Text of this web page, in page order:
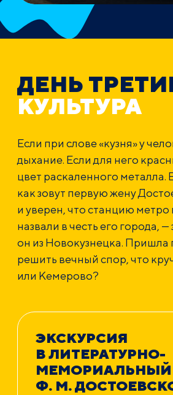
ДЕНЬ
КУЛЬТУРА
Если при слове «кузня» у
дыхание. Если для него
цвет раскаленного металла.
как зовут первую жену
и уверен, что станцию
назвали в честь его города, —
он из Новокузнецка. Пришла
решить вечный спор, что
или Кемерово?
ЭКСКУРСИЯ
В ЛИТЕРАТУРНО-
МЕМОРИАЛЬНЫЙ
Ф. М.